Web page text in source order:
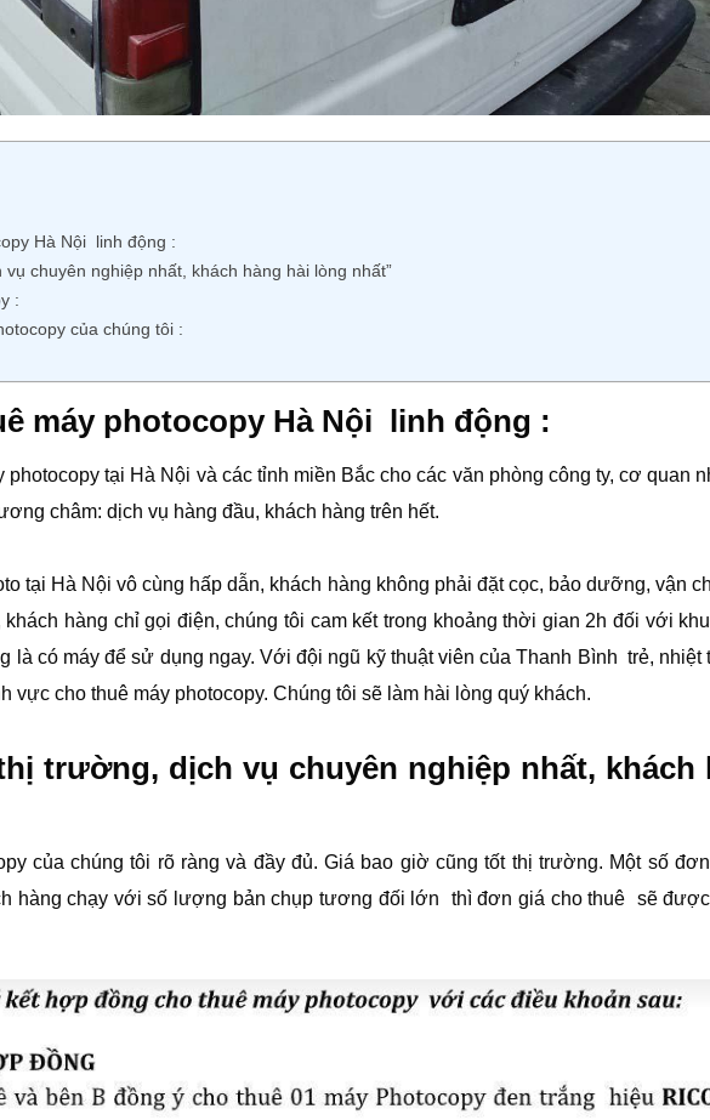
Hà Nội linh động :
chuyên nghiệp nhất, khách hàng hài lòng nhất”
:
của chúng tôi :
máy photocopy Hà Nội linh động :
photocopy tại Hà Nội và các tỉnh miền Bắc cho các văn phòng công ty, cơ quan
châm: dịch vụ hàng đầu, khách hàng trên hết.
tại Hà Nội vô cùng hấp dẫn, khách hàng không phải đặt cọc, bảo dưỡng, vận
khách hàng chỉ gọi điện, chúng tôi cam kết trong khoảng thời gian 2h đối với
là có máy để sử dụng ngay. Với đội ngũ kỹ thuật viên của Thanh Bình trẻ, nhiệt
vực cho thuê máy photocopy. Chúng tôi sẽ làm hài lòng quý khách.
trường, dịch vụ chuyên nghiệp nhất, khách
của chúng tôi rõ ràng và đầy đủ. Giá bao giờ cũng tốt thị trường. Một số
hàng chạy với số lượng bản chụp tương đối lớn thì đơn giá cho thuê sẽ